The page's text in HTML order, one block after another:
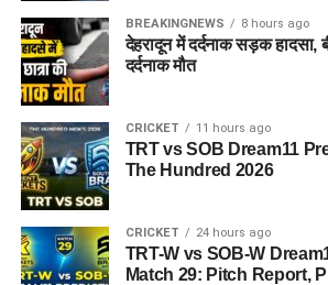
BREAKINGNEWS 8 hours ago
देहरादून में दर्दनाक सड़क हादसा,
दर्दनाक मौत
CRICKET 11 hours ago
TRT vs SOB Dream11
The Hundred 2026
CRICKET 24 hours ago
TRT-W vs SOB-W
Match 29: Pitch Report,